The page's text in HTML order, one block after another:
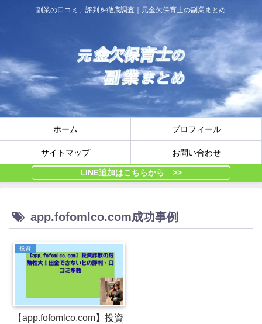
副業の口コミ、評判を徹底調査｜元金欠保育士の副業まとめ
ホーム プロフィール
サイトマップ お問い合わせ
LINE追加はこちらから >>
app.fofomlco.com成功事例
投資
【app.fofomlco.com】投資